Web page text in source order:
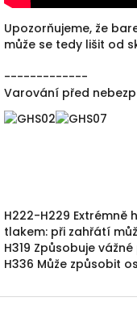
Upozorňujeme, že
může se tedy lišit od
-------------
Varování před
H222-H229 Extrémně
tlakem: při zahřátí
H319 Způsobuje
H336 Může způsobit